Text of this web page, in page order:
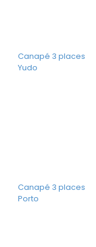
Canapé 3 places
Yudo
Canapé 3 places
Porto